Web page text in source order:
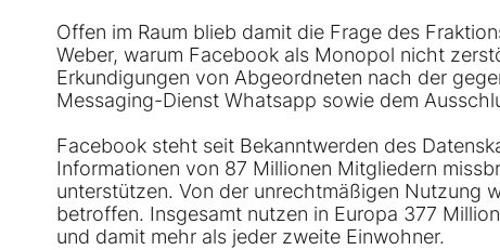
Offen im Raum blieb damit die Frage des
Weber, warum Facebook als Monopol nicht
Erkundigungen von Abgeordneten nach der
Messaging-Dienst Whatsapp sowie dem
Facebook steht seit Bekanntwerden des
Informationen von 87 Millionen Mitgliedern
unterstützen. Von der unrechtmäßigen Nutzung
betroffen. Insgesamt nutzen in Europa 377
und damit mehr als jeder zweite Einwohner.